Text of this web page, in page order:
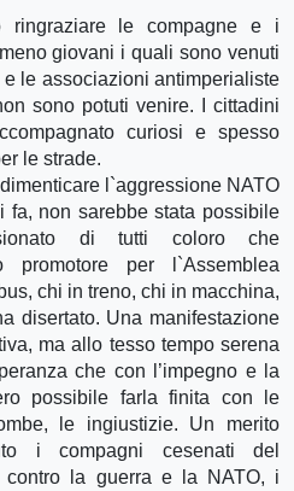
ringraziare le compagne e i
giovani i quali sono venuti
le associazioni antimperialiste
sono potuti venire. I cittadini
curiosi e spesso
le strade.
l`aggressione NATO
non sarebbe stata possibile
di tutti coloro che
promotore per l`Assemblea
chi in treno, chi in macchina,
disertato. Una manifestazione
ma allo tesso tempo serena
che con l’impegno e la
possibile farla finita con le
le ingiustizie. Un merito
i compagni cesenati del
contro la guerra e la NATO, i